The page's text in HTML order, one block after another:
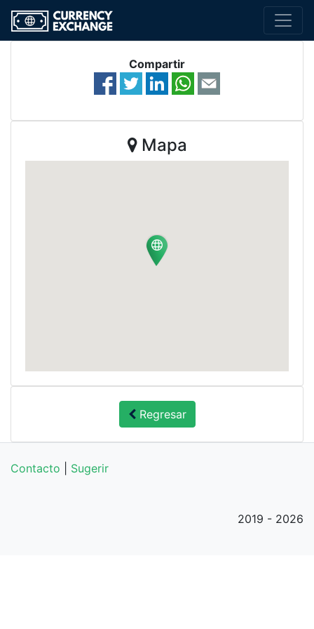
Compartir
Mapa
Regresar
Contacto Sugerir
2019 - 2026